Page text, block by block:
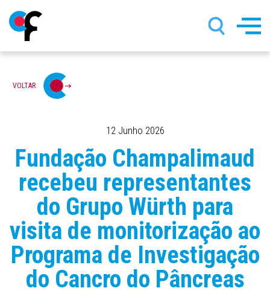
paraVOLTAR
12 Junho 2026
Fundação Champalimaud
recebeu representantes
do Grupo Würth para
visita de monitorização ao
Programa de Investigação
do Cancro do Pâncreas